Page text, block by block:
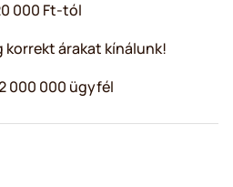
000 Ft-tól
korrekt árakat kínálunk!
000 000 ügyfél